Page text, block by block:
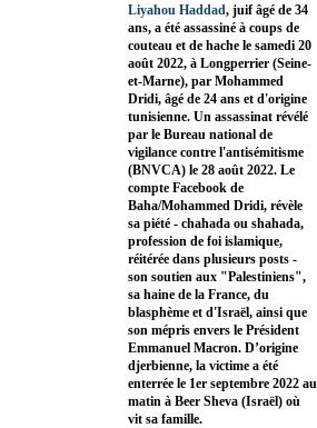
Liyahou Haddad, juif âgé de 34
ans, a été assassiné à coups de
couteau et de hache le samedi 20
août 2022, à Longperrier (Seine-
et-Marne), par Mohammed
Dridi, âgé de 24 ans et d'origine
tunisienne. Un assassinat révélé
par le Bureau national de
vigilance contre l'antisémitisme
(BNVCA) le 28 août 2022. Le
compte Facebook de
Baha/Mohammed Dridi, révèle
sa piété - chahada ou shahada,
profession de foi islamique,
réitérée dans plusieurs posts -
son soutien aux "Palestiniens",
sa haine de la France, du
blasphème et d'Israël, ainsi que
son mépris envers le Président
Emmanuel Macron. D’origine
djerbienne, la victime a été
enterrée le 1er septembre 2022 au
matin à Beer Sheva (Israël) où
vit sa famille.